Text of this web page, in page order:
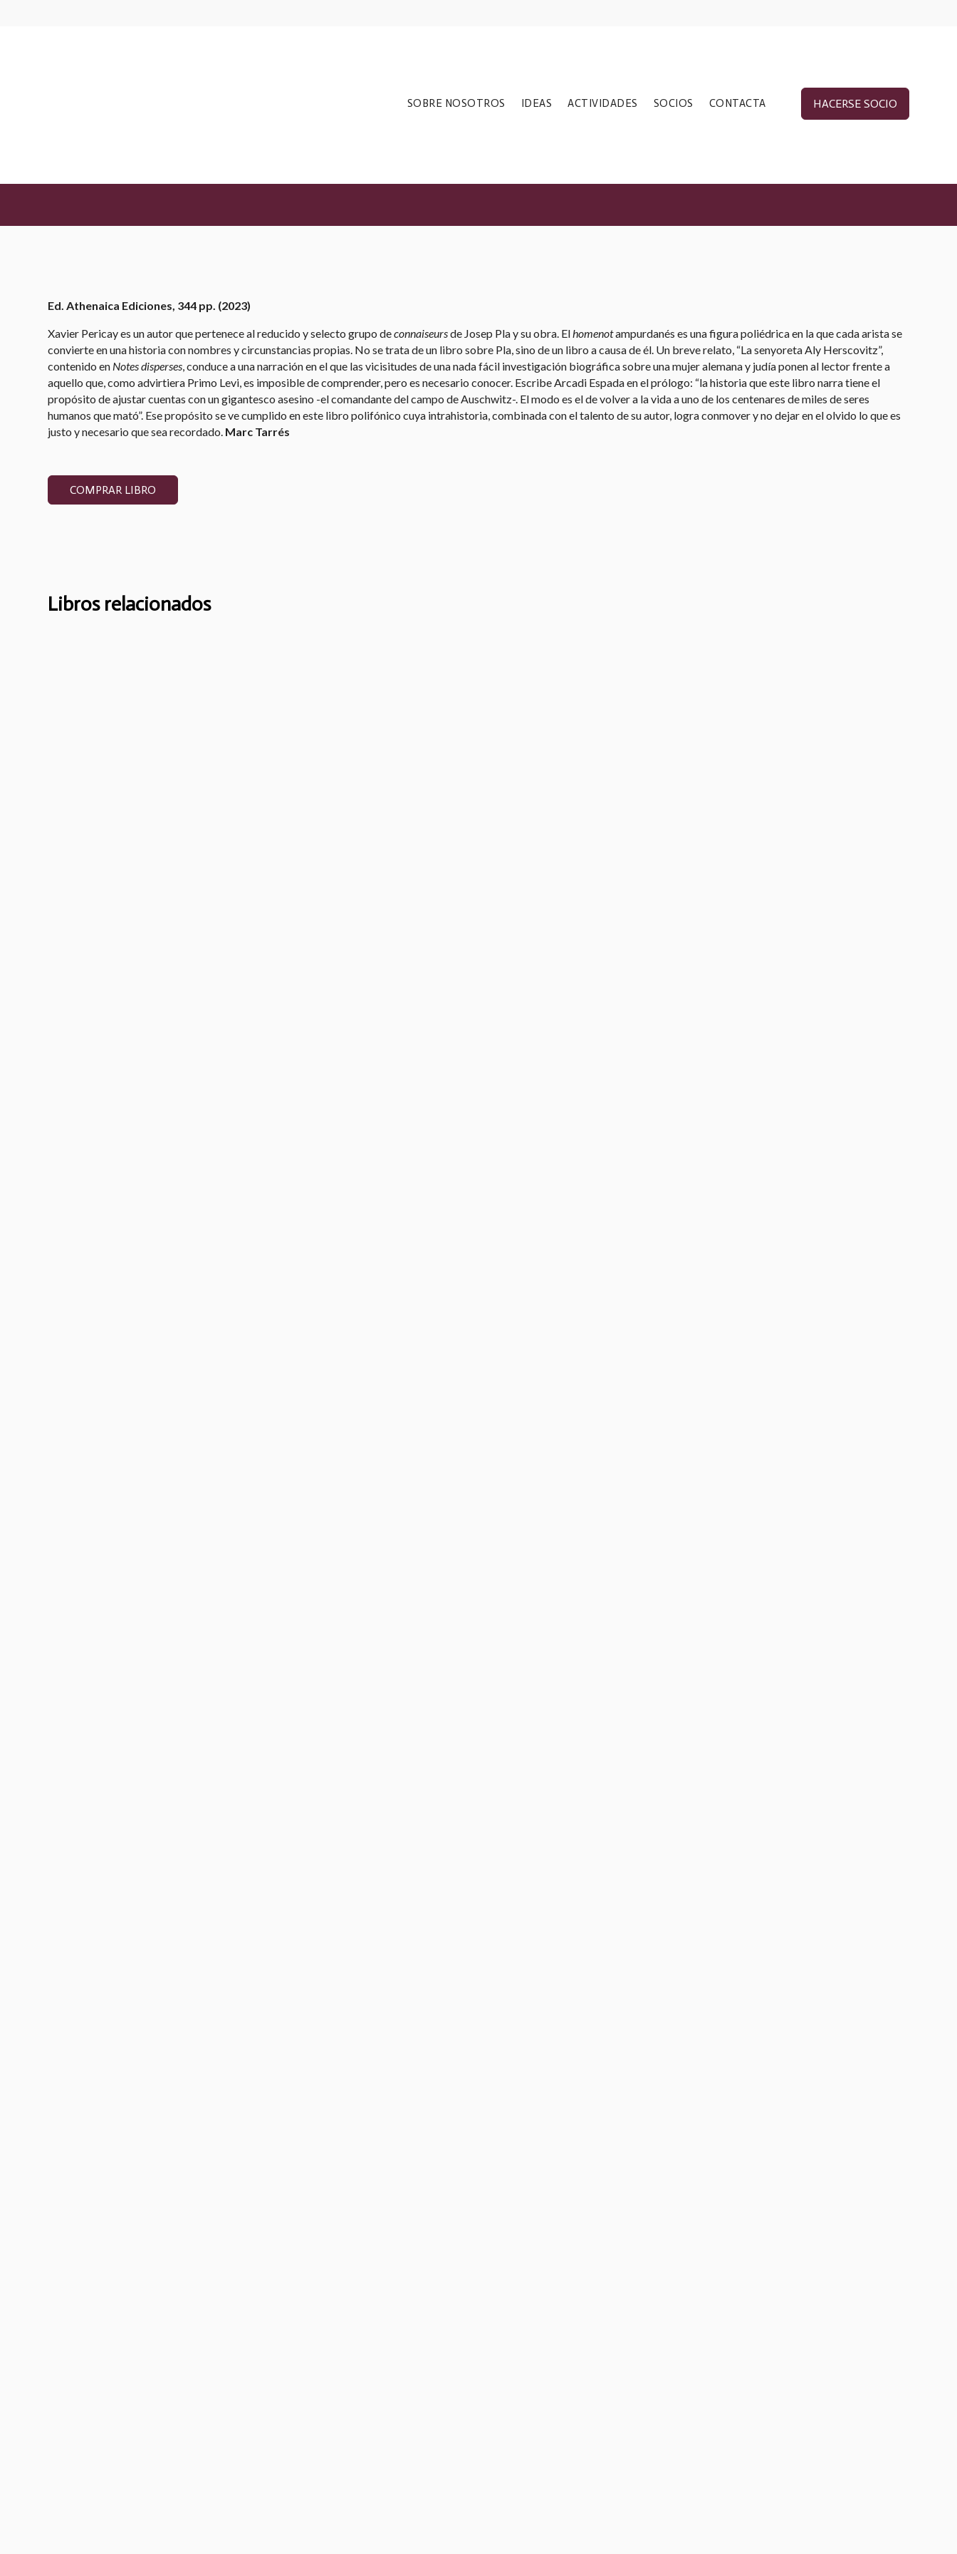
SOBRE NOSOTROS IDEAS ACTIVIDADES SOCIOS CONTACTA HACERSE SOCIO
Ed. Athenaica Ediciones, 344 pp. (2023)
Xavier Pericay es un autor que pertenece al reducido y selecto grupo deconnaiseursde Josep Pla y su obra. Elhomenotampurdanés es una figura poliédrica en la que cada arista se
convierte en una historia con nombres y circunstancias propias. No se trata de un libro sobre Pla, sino de un libro a causa de él. Un breve relato, “La senyoreta Aly Herscovitz”,
contenido en Notes disperses, conduce a una narración en el que las vicisitudes de una nada fácil investigación biográfica sobre una mujer alemana y judía ponen al lector frente a
aquello que, como advirtiera Primo Levi, es imposible de comprender, pero es necesario conocer. Escribe Arcadi Espada en el prólogo: “la historia que este libro narra tiene el
propósito de ajustar cuentas con un gigantesco asesino -el comandante del campo de Auschwitz-. El modo es el de volver a la vida a uno de los centenares de miles de seres
humanos que mató”. Ese propósito se ve cumplido en este libro polifónico cuya intrahistoria, combinada con el talento de su autor, logra conmover y no dejar en el olvido lo que es
justo y necesario que sea recordado. Marc Tarrés
COMPRAR LIBRO
Libros relacionados